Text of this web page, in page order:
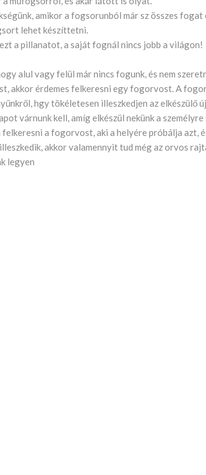
amikor a fogsorunból már sz összes
lehet készíttetni.
a pillanatot, a saját fognál nincs jobb a világon!
alul vagy felül már nincs fogunk, és nem
akkor érdemes felkeresni egy fogorvost. A
hgy tökéletesen illeszkedjen az elkészülő
várnunk kell, amíg elkészül nekünk a
felkeresni a fogorvost, aki a helyére próbálja azt,
akkor valamennyit tud még az orvos
legyen